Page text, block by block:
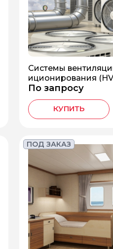
Системы
иционирования
По запросу
КУПИТЬ
ПОД ЗАКАЗ